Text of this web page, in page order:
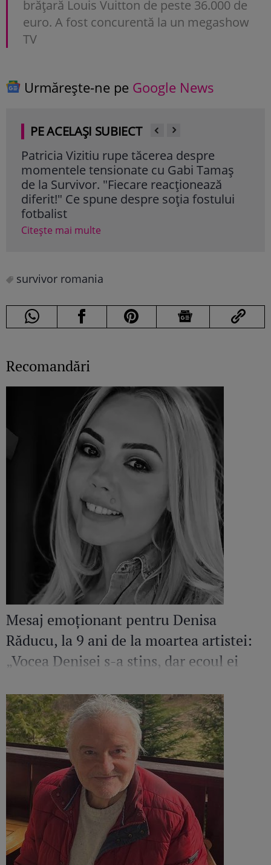
brățară Louis Vuitton de peste 36.000 de
euro. A fost concurentă la un megashow
TV
Urmărește-ne pe Google News
PE ACELAȘI SUBIECT
Patricia Vizitiu rupe tăcerea despre
momentele tensionate cu Gabi Tamaș
de la Survivor. "Fiecare reacționează
diferit!" Ce spune despre soția fostului
fotbalist
Citește mai multe
survivor romania
Recomandări
Mesaj emoționant pentru Denisa
Răducu, la 9 ani de la moartea artistei:
„Vocea Denisei s-a stins, dar ecoul ei